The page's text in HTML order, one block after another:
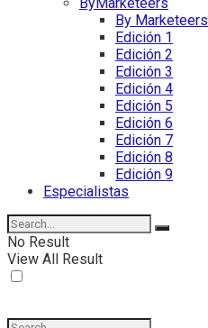
By Marketeers
Edición 1
Edición 2
Edición 3
Edición 4
Edición 5
Edición 6
Edición 7
Edición 8
Edición 9
Especialistas
No Result
View All Result